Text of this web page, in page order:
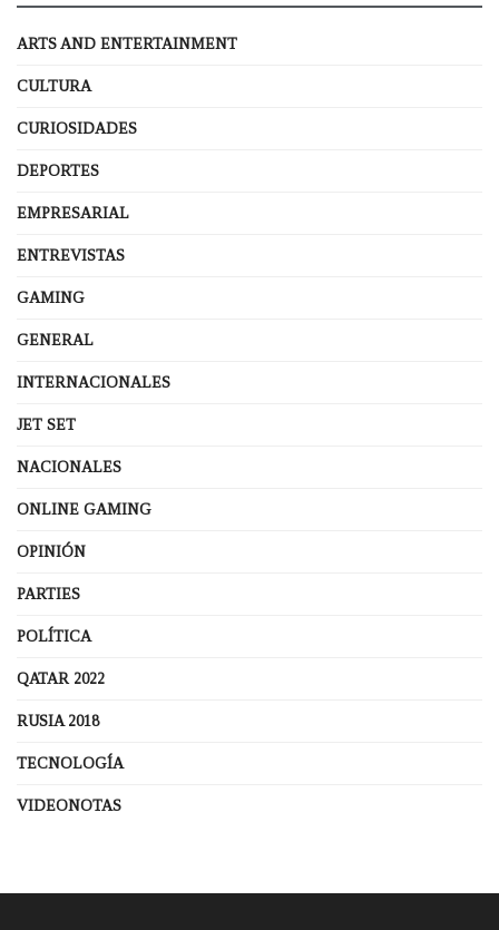
ARTS AND ENTERTAINMENT
CULTURA
CURIOSIDADES
DEPORTES
EMPRESARIAL
ENTREVISTAS
GAMING
GENERAL
INTERNACIONALES
JET SET
NACIONALES
ONLINE GAMING
OPINIÓN
PARTIES
POLÍTICA
QATAR 2022
RUSIA 2018
TECNOLOGÍA
VIDEONOTAS